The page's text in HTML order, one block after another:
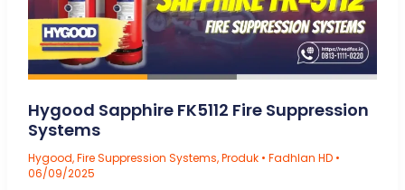
Hygood Sapphire FK5112 Fire Suppression
Systems
Hygood,Fire Suppression Systems,Produk• Fadhlan HD •
06/09/2025